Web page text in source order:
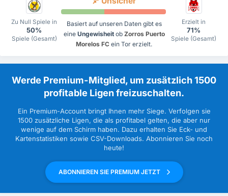
Zu Null Spiele in
50%
Spiele (Gesamt)
Basiert auf unseren Daten gibt es
eine Ungewisheitob Zorros Puerto
Morelos FC ein Tor erzielt.
Erzielt in
71%
Spiele (Gesamt)
Werde Premium-Mitglied, um zusätzlich 1500
profitable Ligen freizuschalten.
Ein Premium-Account bringt Ihnen mehr Siege. Verfolgen sie
1500 zusätzliche Ligen, die als profitabel gelten, die aber nur
wenige auf dem Schirm haben. Dazu erhalten Sie Eck- und
Kartenstatistiken sowie CSV-Downloads. Abonnieren Sie noch
heute!
ABONNIEREN SIE PREMIUM JETZT